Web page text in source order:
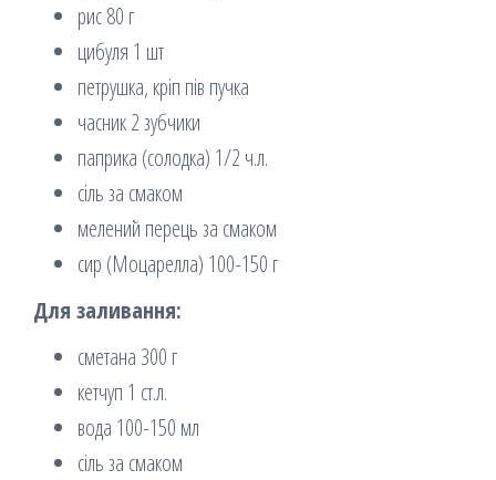
рис 80 г
цибуля 1 шт
петрушка, кріп пів пучка
часник 2 зубчики
паприка (солодка) 1/2 ч.л.
сіль за смаком
мелений перець за смаком
сир (Моцарелла) 100-150 г
Для заливання:
сметана 300 г
кетчуп 1 ст.л.
вода 100-150 мл
сіль за смаком